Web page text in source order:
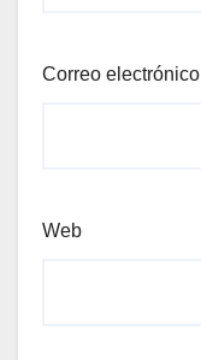
Correo electrónico
Web